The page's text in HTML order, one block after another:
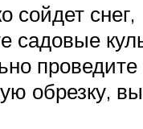
сойдет снег,
садовые
проведите
обрезку,